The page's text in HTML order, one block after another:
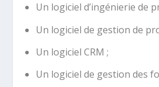
Un logiciel d’ingénierie de
Un logiciel de gestion de
Un logiciel CRM ;
Un logiciel de gestion des